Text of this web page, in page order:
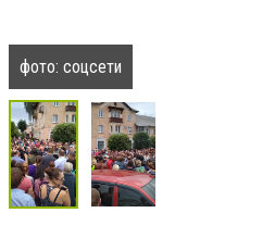
фото: соцсети